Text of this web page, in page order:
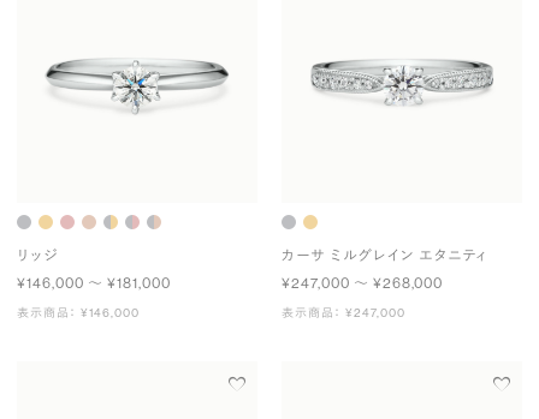
リッジ
¥146,000 〜 ¥181,000
表示商品： ¥146,000
カーサ ミルグレイン エタニティ
¥247,000 〜 ¥268,000
表示商品： ¥247,000